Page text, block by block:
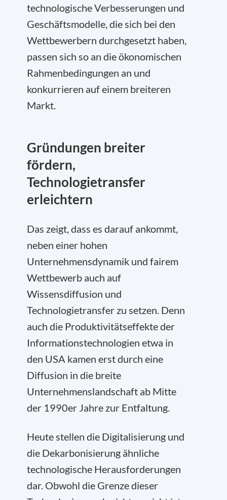
technologische Verbesserungen und
Geschäftsmodelle, die sich bei den
Wettbewerbern durchgesetzt haben,
passen sich so an die ökonomischen
Rahmenbedingungen an und
konkurrieren auf einem breiteren
Markt.
Gründungen breiter
fördern,
Technologietransfer
erleichtern
Das zeigt, dass es darauf ankommt,
neben einer hohen
Unternehmensdynamik und fairem
Wettbewerb auch auf
Wissensdiffusion und
Technologietransfer zu setzen. Denn
auch die Produktivitätseffekte der
Informationstechnologien etwa in
den USA kamen erst durch eine
Diffusion in die breite
Unternehmenslandschaft ab Mitte
der 1990er Jahre zur Entfaltung.
Heute stellen die Digitalisierung und
die Dekarbonisierung ähnliche
technologische Herausforderungen
dar. Obwohl die Grenze dieser